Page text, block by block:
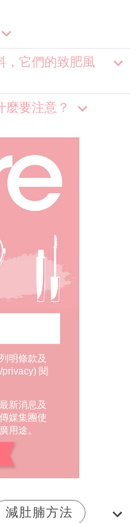
，它們的致肥風
麼要注意？
明條款及
privacy) 閱
新消息及
媒集團使
用途。
減肚腩方法